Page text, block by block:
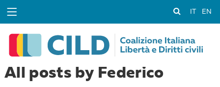
EN
All posts by Federico